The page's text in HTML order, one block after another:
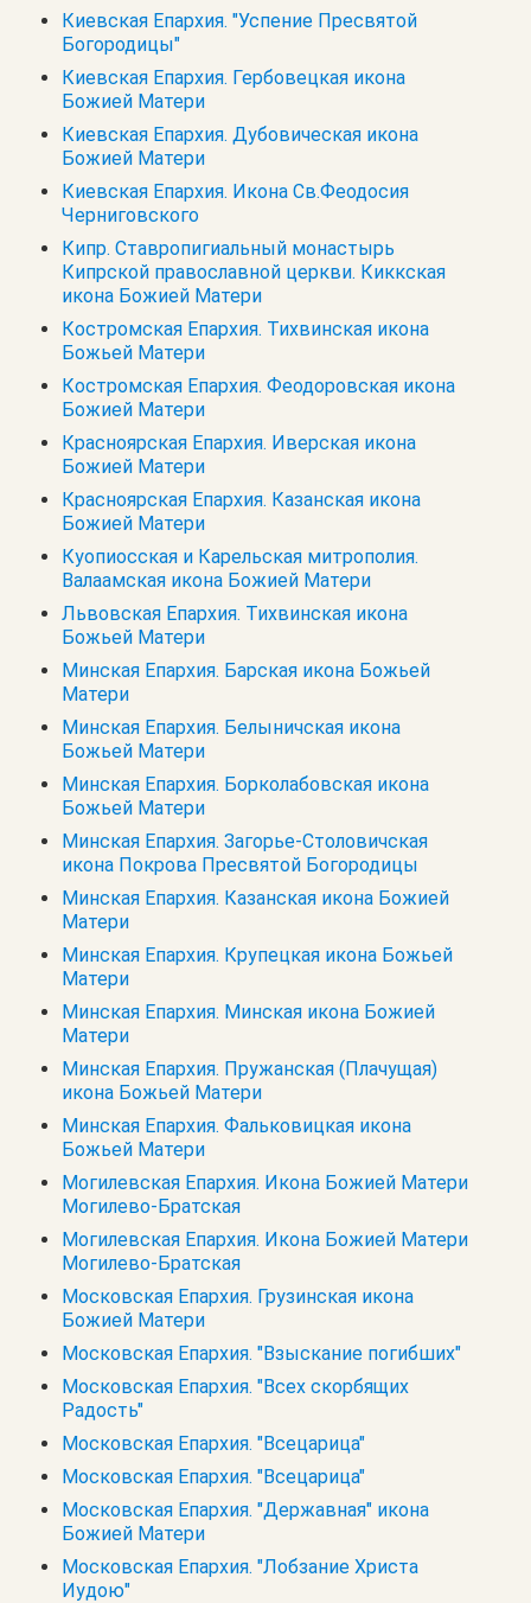
Киевская Епархия. "Успение Пресвятой
Богородицы"
Киевская Епархия. Гербовецкая икона
Божией Матери
Киевская Епархия. Дубовическая икона
Божией Матери
Киевская Епархия. Икона Св.Феодосия
Черниговского
Кипр. Cтавропигиальный монастырь
Кипрской православной церкви. Киккская
икона Божией Матери
Костромская Епархия. Тихвинская икона
Божьей Матери
Костромская Епархия. Феодоровская икона
Божией Матери
Красноярская Епархия. Иверская икона
Божией Матери
Красноярская Епархия. Казанская икона
Божией Матери
Куопиосская и Карельская митрополия.
Валаамская икона Божией Матери
Львовская Епархия. Тихвинская икона
Божьей Матери
Минская Епархия. Барская икона Божьей
Матери
Минская Епархия. Белыничская икона
Божьей Матери
Минская Епархия. Борколабовская икона
Божьей Матери
Минская Епархия. Загорье-Столовичская
икона Покрова Пресвятой Богородицы
Минская Епархия. Казанская икона Божией
Матери
Минская Епархия. Крупецкая икона Божьей
Матери
Минская Епархия. Минская икона Божией
Матери
Минская Епархия. Пружанская (Плачущая)
икона Божьей Матери
Минская Епархия. Фальковицкая икона
Божьей Матери
Могилевская Епархия. Икона Божией Матери
Могилево-Братская
Могилевская Епархия. Икона Божией Матери
Могилево-Братская
Московская Епархия. Грузинская икона
Божией Матери
Московская Епархия. "Взыскание погибших"
Московская Епархия. "Всех скорбящих
Радость"
Московская Епархия. "Всецарица"
Московская Епархия. "Всецарица"
Московская Епархия. "Державная" икона
Божией Матери
Московская Епархия. "Лобзание Христа
Иудою"